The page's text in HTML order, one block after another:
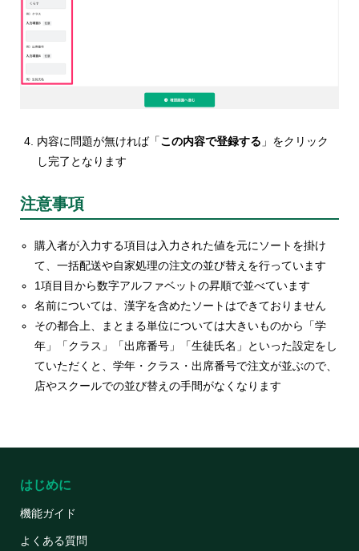
内容に問題が無ければ「この内容で登録する 」をクリック
し完了となります
注意事項
購入者が入力する項目は入力された値を元にソートを掛け
て、一括配送や自家処理の注文の並び替えを行っています
1項目目から数字アルファベットの昇順で並べています
名前については、漢字を含めたソートはできておりません
その都合上、まとまる単位については大きいものから「学
年」「クラス」「出席番号」「生徒氏名」といった設定をし
ていただくと、学年・クラス・出席番号で注文が並ぶので、
店やスクールでの並び替えの手間がなくなります
はじめに
機能ガイド
よくある質問